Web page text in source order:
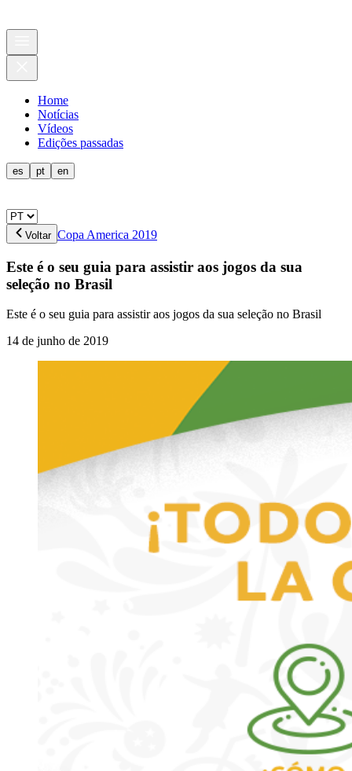
Home
Notícias
Vídeos
Edições passadas
es pt en
Voltar Copa America 2019
Este é o seu guia para assistir aos jogos da sua
seleção no Brasil
Este é o seu guia para assistir aos jogos da sua seleção no Brasil
14 de junho de 2019